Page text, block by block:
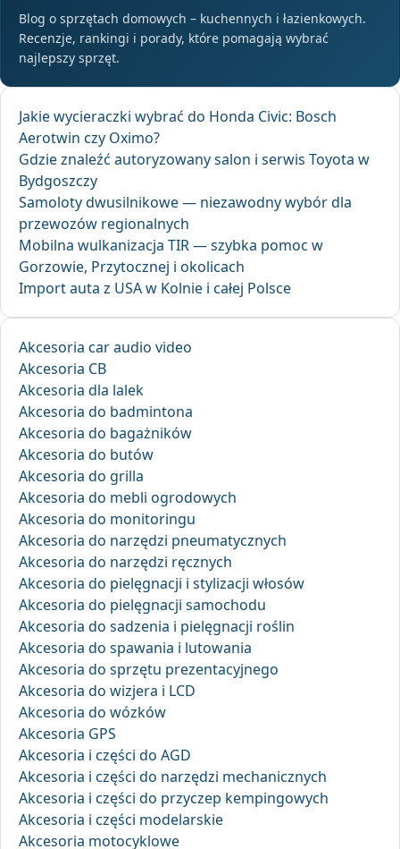
Blog o sprzętach domowych – kuchennych i łazienkowych.
Recenzje, rankingi i porady, które pomagają wybrać
najlepszy sprzęt.
Jakie wycieraczki wybrać do Honda Civic: Bosch
Aerotwin czy Oximo?
Gdzie znaleźć autoryzowany salon i serwis Toyota w
Bydgoszczy
Samoloty dwusilnikowe — niezawodny wybór dla
przewozów regionalnych
Mobilna wulkanizacja TIR — szybka pomoc w
Gorzowie, Przytocznej i okolicach
Import auta z USA w Kolnie i całej Polsce
Akcesoria car audio video
Akcesoria CB
Akcesoria dla lalek
Akcesoria do badmintona
Akcesoria do bagażników
Akcesoria do butów
Akcesoria do grilla
Akcesoria do mebli ogrodowych
Akcesoria do monitoringu
Akcesoria do narzędzi pneumatycznych
Akcesoria do narzędzi ręcznych
Akcesoria do pielęgnacji i stylizacji włosów
Akcesoria do pielęgnacji samochodu
Akcesoria do sadzenia i pielęgnacji roślin
Akcesoria do spawania i lutowania
Akcesoria do sprzętu prezentacyjnego
Akcesoria do wizjera i LCD
Akcesoria do wózków
Akcesoria GPS
Akcesoria i części do AGD
Akcesoria i części do narzędzi mechanicznych
Akcesoria i części do przyczep kempingowych
Akcesoria i części modelarskie
Akcesoria motocyklowe